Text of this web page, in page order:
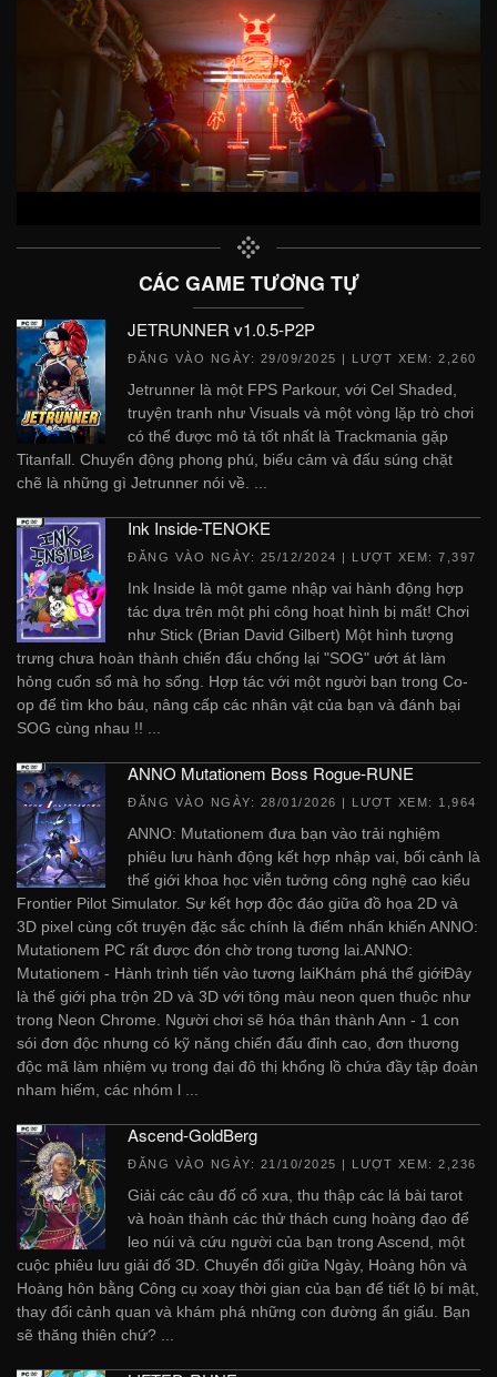
CÁC GAME TƯƠNG TỰ
JETRUNNER v1.0.5-P2P
ĐĂNG VÀO NGÀY: 29/09/2025 | LƯỢT XEM: 2,260
Jetrunner là một FPS Parkour, với Cel Shaded,
truyện tranh như Visuals và một vòng lặp trò chơi
có thể được mô tả tốt nhất là Trackmania gặp
Titanfall. Chuyển động phong phú, biểu cảm và đấu súng chặt
chẽ là những gì Jetrunner nói về. ...
Ink Inside-TENOKE
ĐĂNG VÀO NGÀY: 25/12/2024 | LƯỢT XEM: 7,397
Ink Inside là một game nhập vai hành động hợp
tác dựa trên một phi công hoạt hình bị mất! Chơi
như Stick (Brian David Gilbert) Một hình tượng
trưng chưa hoàn thành chiến đấu chống lại "SOG" ướt át làm
hỏng cuốn sổ mà họ sống. Hợp tác với một người bạn trong Co-
op để tìm kho báu, nâng cấp các nhân vật của bạn và đánh bại
SOG cùng nhau !! ...
ANNO Mutationem Boss Rogue-RUNE
ĐĂNG VÀO NGÀY: 28/01/2026 | LƯỢT XEM: 1,964
ANNO: Mutationem đưa bạn vào trải nghiệm
phiêu lưu hành động kết hợp nhập vai, bối cảnh là
thế giới khoa học viễn tưởng công nghệ cao kiểu
Frontier Pilot Simulator. Sự kết hợp độc đáo giữa đồ họa 2D và
3D pixel cùng cốt truyện đặc sắc chính là điểm nhấn khiến ANNO:
Mutationem PC rất được đón chờ trong tương lai.ANNO:
Mutationem - Hành trình tiến vào tương laiKhám phá thế giớiĐây
là thế giới pha trộn 2D và 3D với tông màu neon quen thuộc như
trong Neon Chrome. Người chơi sẽ hóa thân thành Ann - 1 con
sói đơn độc nhưng có kỹ năng chiến đấu đỉnh cao, đơn thương
độc mã làm nhiệm vụ trong đại đô thị khổng lồ chứa đầy tập đoàn
nham hiếm, các nhóm l ...
Ascend-GoldBerg
ĐĂNG VÀO NGÀY: 21/10/2025 | LƯỢT XEM: 2,236
Giải các câu đố cổ xưa, thu thập các lá bài tarot
và hoàn thành các thử thách cung hoàng đạo để
leo núi và cứu người của bạn trong Ascend, một
cuộc phiêu lưu giải đố 3D. Chuyển đổi giữa Ngày, Hoàng hôn và
Hoàng hôn bằng Công cụ xoay thời gian của bạn để tiết lộ bí mật,
thay đổi cảnh quan và khám phá những con đường ẩn giấu. Bạn
sẽ thăng thiên chứ? ...